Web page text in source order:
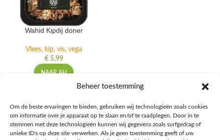
Beheer toestemming
Om de beste ervaringen te bieden, gebruiken wij technologieën zoals cookies
om informatie over je apparaat op te slaan en/of te raadplegen. Door in te
stemmen met deze technologieën kunnen wij gegevens zoals surfgedrag of
unieke ID's op deze site verwerken. Als je geen toestemming geeft of uw
Wahid Kipdij doner
Vlees, kip, vis, vega
€5,99
NAAR AH
Ontdek de beste keto-vriendelijke keuzes van Albert Heijn, verrijk je
kennis met onze diepgaande blogs over het keto-dieet, en deel jouw